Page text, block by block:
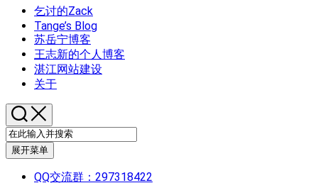
乞讨的Zack
Tange’s Blog
苏岳宁博客
王志新的个人博客
湛江网站建设
关于
展开菜单
QQ交流群：297318422